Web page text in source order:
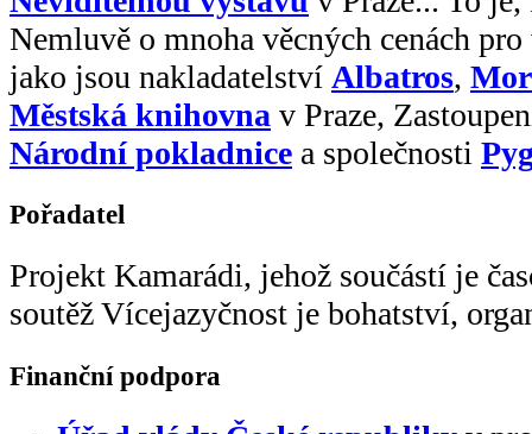
Nemluvě o mnoha věcných cenách
jako jsou nakladatelství Albatros,
Městská knihovna v Praze,
Národní pokladnice a společnosti
Pořadatel
Projekt Kamarádi, jehož součástí je
soutěž Vícejazyčnost je bohatství,
Finanční podpora